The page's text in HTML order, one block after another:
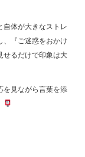
自体が大きなストレ
、『ご迷惑をおかけ
せるだけで印象は大
を見ながら言葉を添